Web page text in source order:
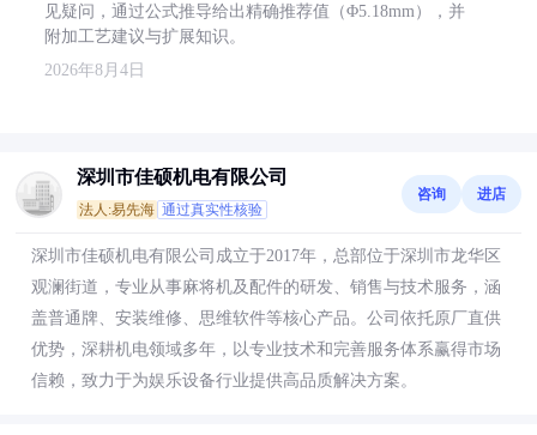
见疑问，通过公式推导给出精确推荐值（Φ5.18mm），并
附加工艺建议与扩展知识。
2026年8月4日
深圳市佳硕机电有限公司
法人:易先海 通过真实性核验
咨询 进店
深圳市佳硕机电有限公司成立于2017年，总部位于深圳市龙华区
观澜街道，专业从事麻将机及配件的研发、销售与技术服务，涵
盖普通牌、安装维修、思维软件等核心产品。公司依托原厂直供
优势，深耕机电领域多年，以专业技术和完善服务体系赢得市场
信赖，致力于为娱乐设备行业提供高品质解决方案。